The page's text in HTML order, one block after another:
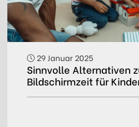
29 Januar 2025
Sinnvolle Alternativen
Bildschirmzeit für